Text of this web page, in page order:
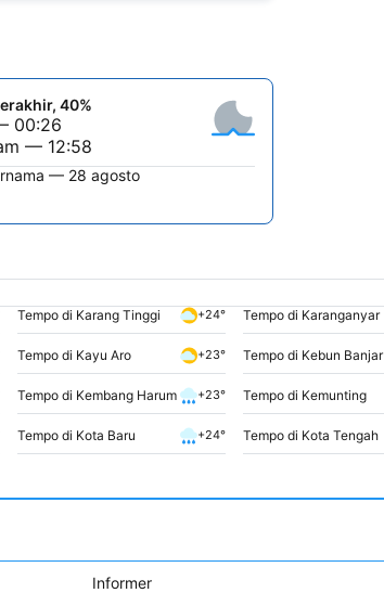
40%
00:26
— 12:58
— 28 agosto
Tempo di Karang Tinggi +24° Tempo di Karanganyar
Tempo di Kayu Aro +23° Tempo di Kebun Banjar
Tempo di Kembang Harum +23° Tempo di Kemunting
Tempo di Kota Baru +24° Tempo di Kota Tengah
Informer